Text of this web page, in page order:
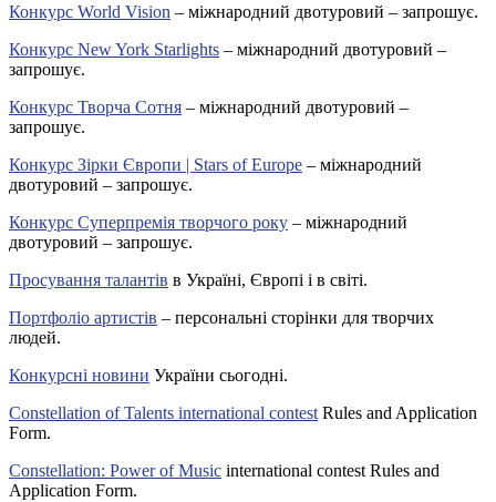
Конкурс World Vision – міжнародний двотуровий – запрошує.
Конкурс New York Starlights – міжнародний двотуровий –
запрошує.
Конкурс Творча Сотня – міжнародний двотуровий –
запрошує.
Конкурс Зірки Європи | Stars of Europe – міжнародний
двотуровий – запрошує.
Конкурс Суперпремія творчого року – міжнародний
двотуровий – запрошує.
Просування талантів в Україні, Європі і в світі.
Портфоліо артистів – персональні сторінки для творчих
людей.
Конкурсні новини України сьогодні.
Constellation of Talents international contest Rules and Application
Form.
Constellation: Power of Music international contest Rules and
Application Form.